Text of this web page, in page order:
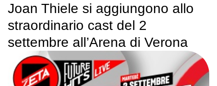
Joan Thiele si aggiungono allo
straordinario cast del 2
settembre all’Arena di Verona